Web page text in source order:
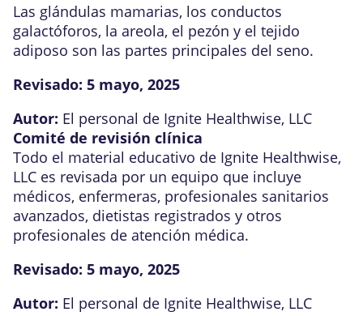
Las glándulas mamarias, los conductos
galactóforos, la areola, el pezón y el tejido
adiposo son las partes principales del seno.
Revisado: 5 mayo, 2025
Autor: El personal de Ignite Healthwise, LLC
Comité de revisión clínica
Todo el material educativo de Ignite Healthwise,
LLC es revisada por un equipo que incluye
médicos, enfermeras, profesionales sanitarios
avanzados, dietistas registrados y otros
profesionales de atención médica.
Revisado: 5 mayo, 2025
Autor: El personal de Ignite Healthwise, LLC